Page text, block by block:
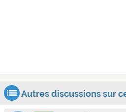
Autres discussions sur